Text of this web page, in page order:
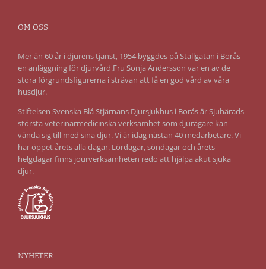
OM OSS
Mer än 60 år i djurens tjänst, 1954 byggdes på Stallgatan i Borås
en anläggning för djurvård.Fru Sonja Andersson var en av de
stora förgrundsfigurerna i strävan att få en god vård av våra
husdjur.
Stiftelsen Svenska Blå Stjärnans Djursjukhus i Borås är Sjuhärads
största veterinärmedicinska verksamhet som djurägare kan
vända sig till med sina djur. Vi är idag nästan 40 medarbetare. Vi
har öppet årets alla dagar. Lördagar, söndagar och årets
helgdagar finns jourverksamheten redo att hjälpa akut sjuka
djur.
NYHETER